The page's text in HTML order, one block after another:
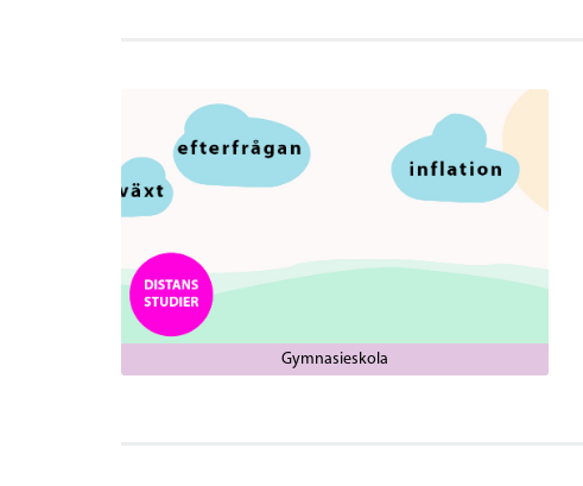
Gymnasieskola